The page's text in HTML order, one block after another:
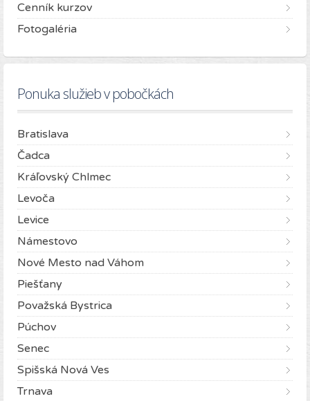
Cenník kurzov
Fotogaléria
Ponuka služieb v pobočkách
Bratislava
Čadca
Kráľovský Chlmec
Levoča
Levice
Námestovo
Nové Mesto nad Váhom
Piešťany
Považská Bystrica
Púchov
Senec
Spišská Nová Ves
Trnava